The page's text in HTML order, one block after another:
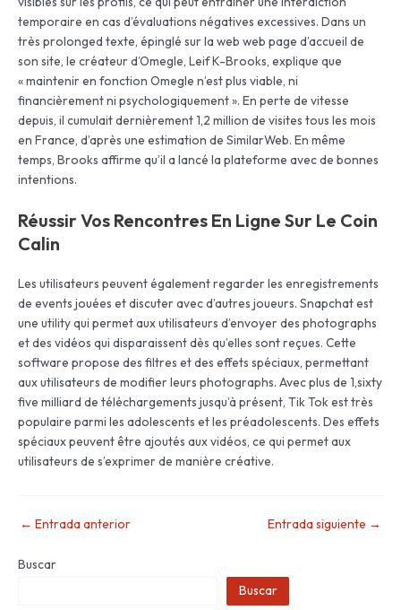
temporaire en cas d’évaluations négatives excessives. Dans un
très prolonged texte, épinglé sur la web web page d’accueil de
son site, le créateur d’Omegle, Leif K-Brooks, explique que
« maintenir en fonction Omegle n’est plus viable, ni
financièrement ni psychologiquement ». En perte de vitesse
depuis, il cumulait dernièrement 1,2 million de visites tous les mois
en France, d’après une estimation de SimilarWeb. En même
temps, Brooks affirme qu’il a lancé la plateforme avec de bonnes
intentions.
Réussir Vos Rencontres En Ligne Sur Le Coin
Calin
Les utilisateurs peuvent également regarder les enregistrements
de events jouées et discuter avec d’autres joueurs. Snapchat est
une utility qui permet aux utilisateurs d’envoyer des photographs
et des vidéos qui disparaissent dès qu’elles sont reçues. Cette
software propose des filtres et des effets spéciaux, permettant
aux utilisateurs de modifier leurs photographs. Avec plus de 1,sixty
five milliard de téléchargements jusqu’à présent, Tik Tok est très
populaire parmi les adolescents et les préadolescents. Des effets
spéciaux peuvent être ajoutés aux vidéos, ce qui permet aux
utilisateurs de s’exprimer de manière créative.
← Entrada anterior Entrada siguiente →
Buscar
Buscar